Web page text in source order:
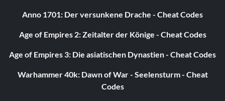
Anno 1701: Der versunkene Drache - Cheat Codes
Age of Empires 2: Zeitalter der Könige - Cheat Codes
Age of Empires 3: Die asiatischen Dynastien - Cheat Codes
Warhammer 40k: Dawn of War - Seelensturm - Cheat
Codes